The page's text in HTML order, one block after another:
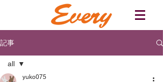
記事
all
yuko075